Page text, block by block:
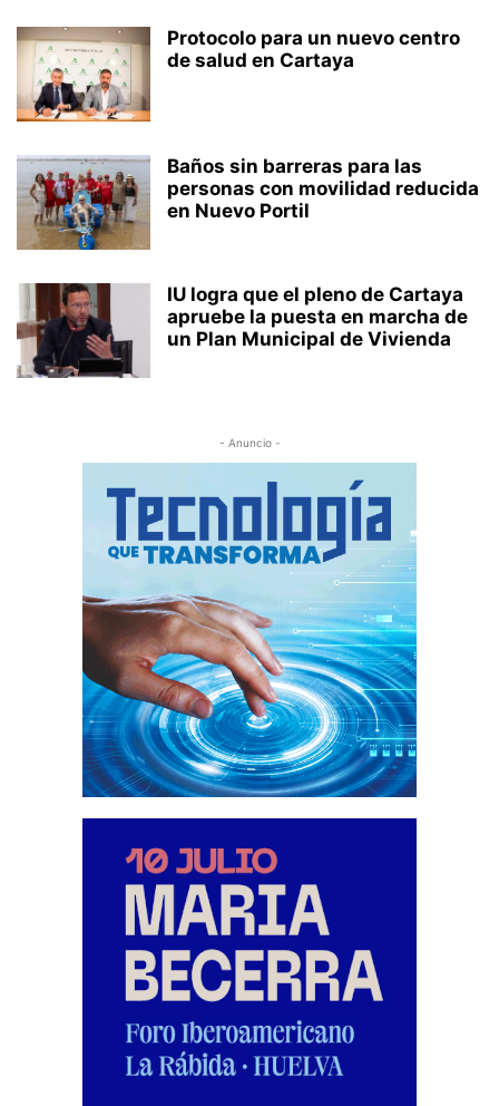
Protocolo para un nuevo centro
de salud en Cartaya
Baños sin barreras para las
personas con movilidad reducida
en Nuevo Portil
IU logra que el pleno de Cartaya
apruebe la puesta en marcha de
un Plan Municipal de Vivienda
- Anuncio -